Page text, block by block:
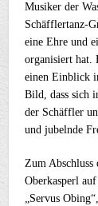
Musiker der
Schäfflertanz-
eine Ehre und
organisiert hat.
einen Einblick
Bild, dass sich
der Schäffler
und jubelnde
Zum Abschluss
Oberkasperl
„Servus